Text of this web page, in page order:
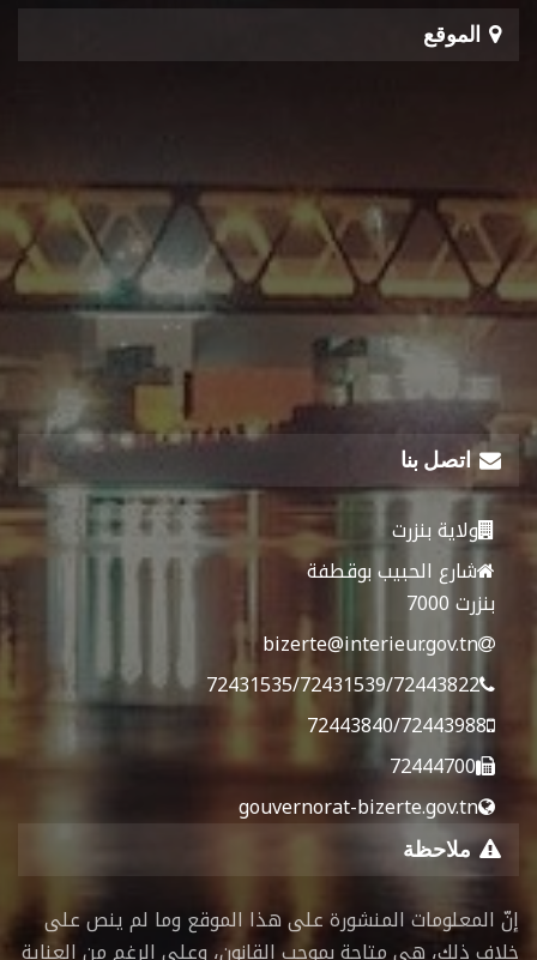
الموقع
اتصل بنا
ولاية بنزرت
شارع الحبيب بوقطفة
بنزرت 7000
bizerte@interieur.gov.tn
72431535/72431539/72443822
72443840/72443988
72444700
gouvernorat-bizerte.gov.tn
ملاحظة
إنّ المعلومات المنشورة على هذا الموقع وما لم ينص على
خلاف ذلك، هي متاحة بموجب القانون، وعلى الرغم من العناية